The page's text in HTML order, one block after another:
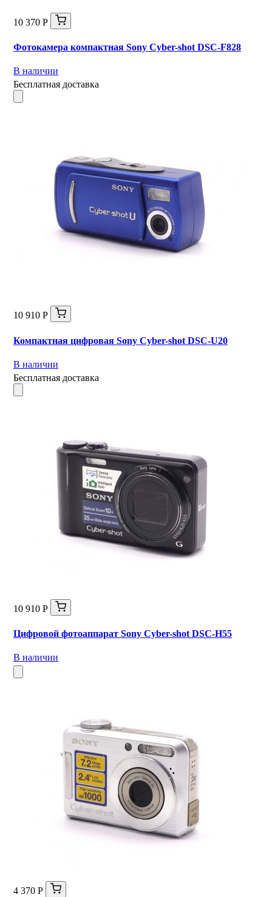
10 370 Р
Фотокамера компактная Sony Cyber-shot DSC-F828
В наличии
Бесплатная доставка
10 910 Р
Компактная цифровая Sony Cyber-shot DSC-U20
В наличии
Бесплатная доставка
10 910 Р
Цифровой фотоаппарат Sony Cyber-shot DSC-H55
В наличии
4 370 Р